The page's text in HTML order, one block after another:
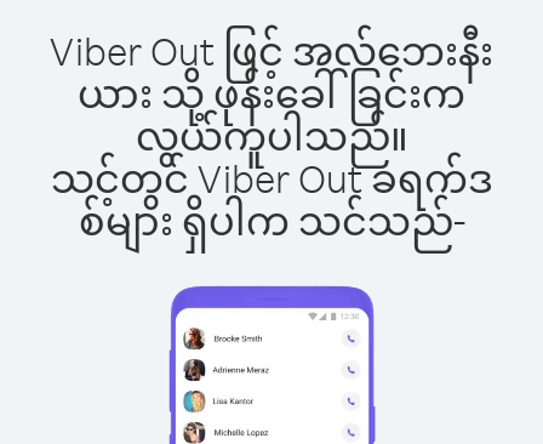
Viber Out ဖြင့် အလ်ဘေးနီး
ယား သို့ ဖုန်းခေါ်ခြင်းက
လွယ်ကူပါသည်။
သင့်တွင် Viber Out ခရက်ဒ
စ်များ ရှိပါက သင်သည်-